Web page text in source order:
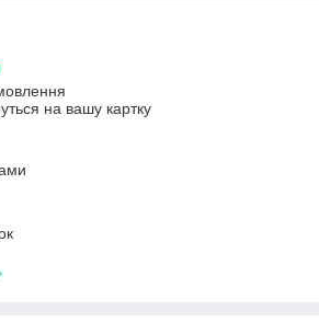
на вашу картку